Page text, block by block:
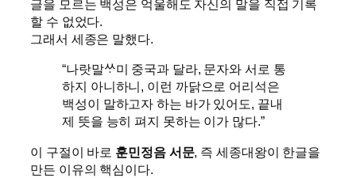
글을 모르는 백성은 억울해도 자신의 말을 직접 기록
할 수 없었다.
그래서 세종은 말했다.
“나랏말ᄊᆞ미 중국과 달라, 문자와 서로 통
하지 아니하니, 이런 까닭으로 어리석은
백성이 말하고자 하는 바가 있어도, 끝내
제 뜻을 능히 펴지 못하는 이가 많다.”
이 구절이 바로 훈민정음 서문, 즉 세종대왕이 한글을
만든 이유의 핵심이다.